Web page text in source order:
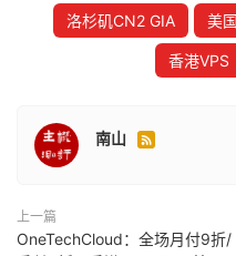
洛杉矶CN2 GIA 美
香港VPS
南山 
上一篇
OneTechCloud：全场月付9折/